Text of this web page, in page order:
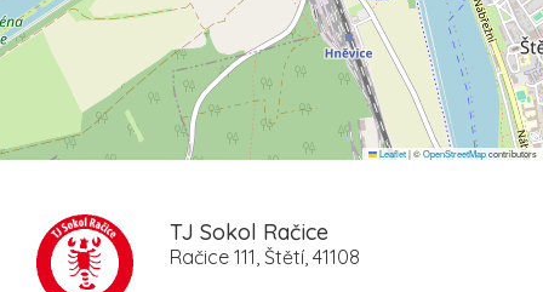
Leaflet|©OpenStreetMapcontributors
TJ Sokol Račice
Račice 111, Štětí, 41108